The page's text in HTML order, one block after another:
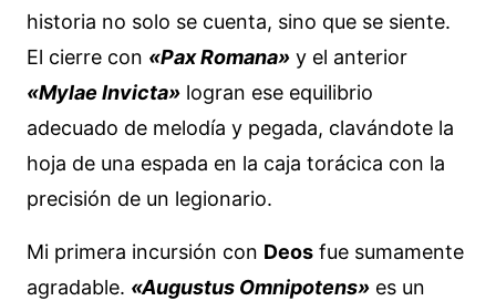
historia no solo se cuenta, sino que se siente.
El cierre con «Pax Romana» y el anterior
«Mylae Invicta» logran ese equilibrio
adecuado de melodía y pegada, clavándote la
hoja de una espada en la caja torácica con la
precisión de un legionario.
Mi primera incursión con Deos fue sumamente
agradable. «Augustus Omnipotens» es un